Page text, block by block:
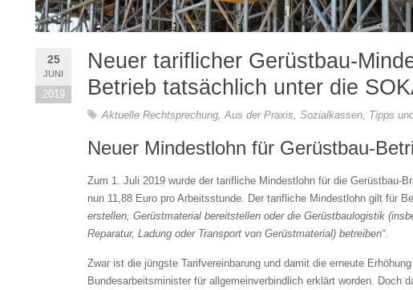
25
JUNI
2019
Neuer tariflicher Gerüstbau-
Betrieb tatsächlich unter die
Aktuelle Rechtsprechung,Aus der Praxis, Sozialkassen, Tipps
Neuer Mindestlohn für Gerüstbau-
Zum 1. Juli 2019 wurde der tarifliche Mindestlohn für die Gerüstbau-
nun 11,88 Euro pro Arbeitsstunde. Der tarifliche Mindestlohn gilt für
erstellen, Gerüstmaterial bereitstellen oder die Gerüstbaulogistik
Reparatur, Ladung oder Transport von Gerüstmaterial) betreiben“.
Zwar ist die jüngste Tarifvereinbarung und damit die erneute
Bundesarbeitsminister für allgemeinverbindlich erklärt worden. Doch